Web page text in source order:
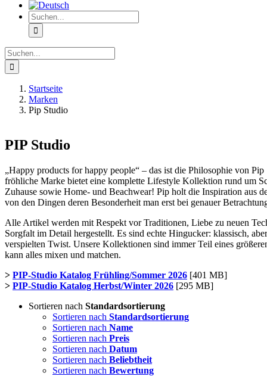
Suche
nach:
Suche
nach:
Startseite
Marken
Pip Studio
PIP Studio
„Happy products for happy people“ – das ist die Philosophie von
fröhliche Marke bietet eine komplette Lifestyle Kollektion rund um
Zuhause sowie Home- und Beachwear! Pip holt die Inspiration aus
von den Dingen deren Besonderheit man erst bei genauer
Alle Artikel werden mit Respekt vor Traditionen, Liebe zu neuen
Sorgfalt im Detail hergestellt. Es sind echte Hingucker: klassisch,
verspielten Twist. Unsere Kollektionen sind immer Teil eines
kann alles mixen und matchen.
> PIP-Studio Katalog Frühling/Sommer 2026 [401 MB]
> PIP-Studio Katalog Herbst/Winter 2026 [295 MB]
Sortieren nach Standardsortierung
Sortieren nach Standardsortierung
Sortieren nach Name
Sortieren nach Preis
Sortieren nach Datum
Sortieren nach Beliebtheit
Sortieren nach Bewertung